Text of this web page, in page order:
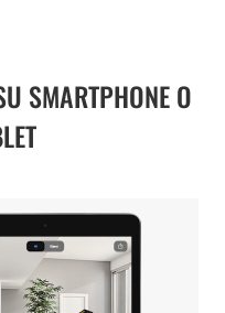
SMARTPHONE O